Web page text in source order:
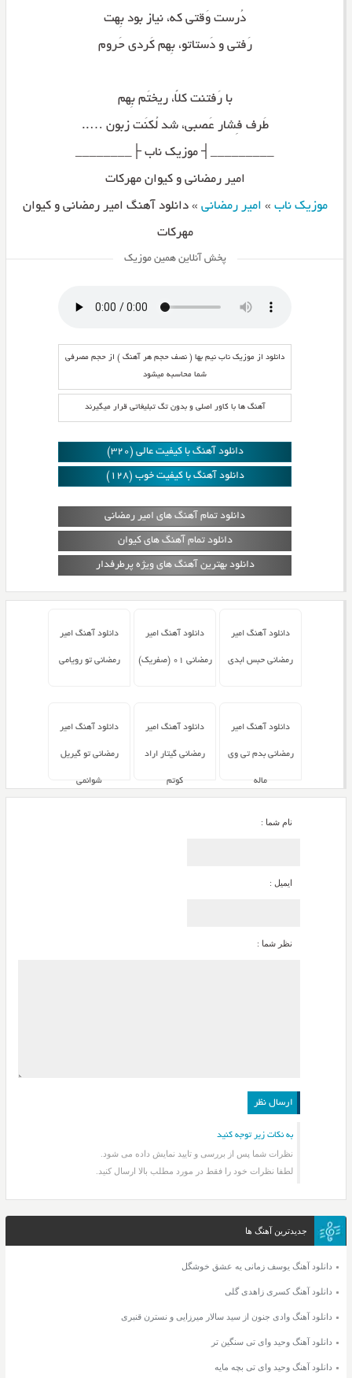
دُرست وَقتی که، نیاز بود بِهت
رَفتی و دَستاتو، بِهم کَردی حَروم
با رَفتنت کلاً، ریختَم بِهم
طَرف فِشار عَصبی، شد لُکنَت زبون …..
_________┤ موزیک ناب ├________
امیر رمضانی و کیوان مهرکات
موزیک ناب » امیر رمضانی »دانلود آهنگ امیر رمضانی و کیوان
مهرکات
پخش آنلاین همین موزیک
دانلود از موزیک ناب نیم بها ( نصف حجم هر آهنگ ) از حجم مصرفی
شما محاسبه میشود
آهنگ ها با کاور اصلی و بدون تگ تبلیغاتی قرار میگیرند
دانلود آهنگ با کیفیت عالی (320)
دانلود آهنگ با کیفیت خوب (128)
دانلود تمام آهنگ های امیر رمضانی
دانلود تمام آهنگ های کیوان
دانلود بهترین آهنگ های ویژه پرطرفدار
دانلود آهنگ امیر
رمضانی حبس ابدی
دانلود آهنگ امیر
رمضانی ۰۱ (صفریک)
دانلود آهنگ امیر
رمضانی تو رویامی
دانلود آهنگ امیر
رمضانی بدم تی وی
ماله
دانلود آهنگ امیر
رمضانی گیتار اراد
کوتم
دانلود آهنگ امیر
رمضانی تو گیریل
شوانمی
نام شما :
ایمیل :
نظر شما :
به نکات زیر توجه کنید
نظرات شما پس از بررسی و تایید نمایش داده می شود.
لطفا نظرات خود را فقط در مورد مطلب بالا ارسال کنید.
جدیدترین آهنگ ها
دانلود آهنگ یوسف زمانی یه عشق خوشگل
دانلود آهنگ کسری زاهدی گلی
دانلود آهنگ وادی جنون از سید سالار میرزایی و نسترن قنبری
دانلود آهنگ وحید وای تی سنگین تر
دانلود آهنگ وحید وای تی بچه مایه